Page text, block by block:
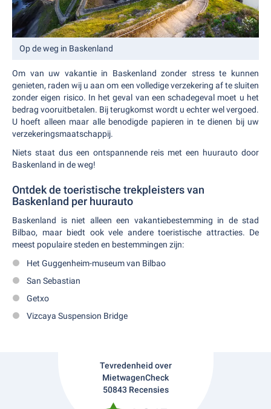
Op de weg in Baskenland
Om van uw vakantie in Baskenland zonder stress te kunnen
genieten, raden wij u aan om een volledige verzekering af te sluiten
zonder eigen risico. In het geval van een schadegeval moet u het
bedrag vooruitbetalen. Bij terugkomst wordt u echter wel vergoed.
U hoeft alleen maar alle benodigde papieren in te dienen bij uw
verzekeringsmaatschappij.
Niets staat dus een ontspannende reis met een huurauto door
Baskenland in de weg!
Ontdek de toeristische trekpleisters van
Baskenland per huurauto
Baskenland is niet alleen een vakantiebestemming in de stad
Bilbao, maar biedt ook vele andere toeristische attracties. De
meest populaire steden en bestemmingen zijn:
Het Guggenheim-museum van Bilbao
San Sebastian
Getxo
Vizcaya Suspension Bridge
Tevredenheid over
MietwagenCheck
50843 Recensies